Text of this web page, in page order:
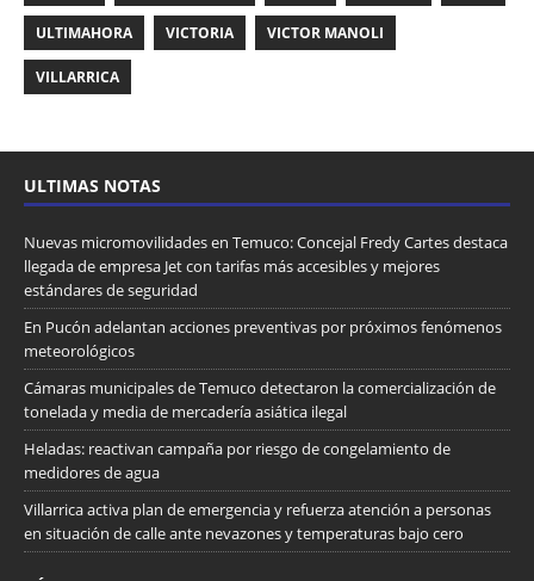
ULTIMAHORA VICTORIA VICTOR MANOLI
VILLARRICA
ULTIMAS NOTAS
Nuevas micromovilidades en Temuco: Concejal Fredy Cartes destaca
llegada de empresa Jet con tarifas más accesibles y mejores
estándares de seguridad
En Pucón adelantan acciones preventivas por próximos fenómenos
meteorológicos
Cámaras municipales de Temuco detectaron la comercialización de
tonelada y media de mercadería asiática ilegal
Heladas: reactivan campaña por riesgo de congelamiento de
medidores de agua
Villarrica activa plan de emergencia y refuerza atención a personas
en situación de calle ante nevazones y temperaturas bajo cero